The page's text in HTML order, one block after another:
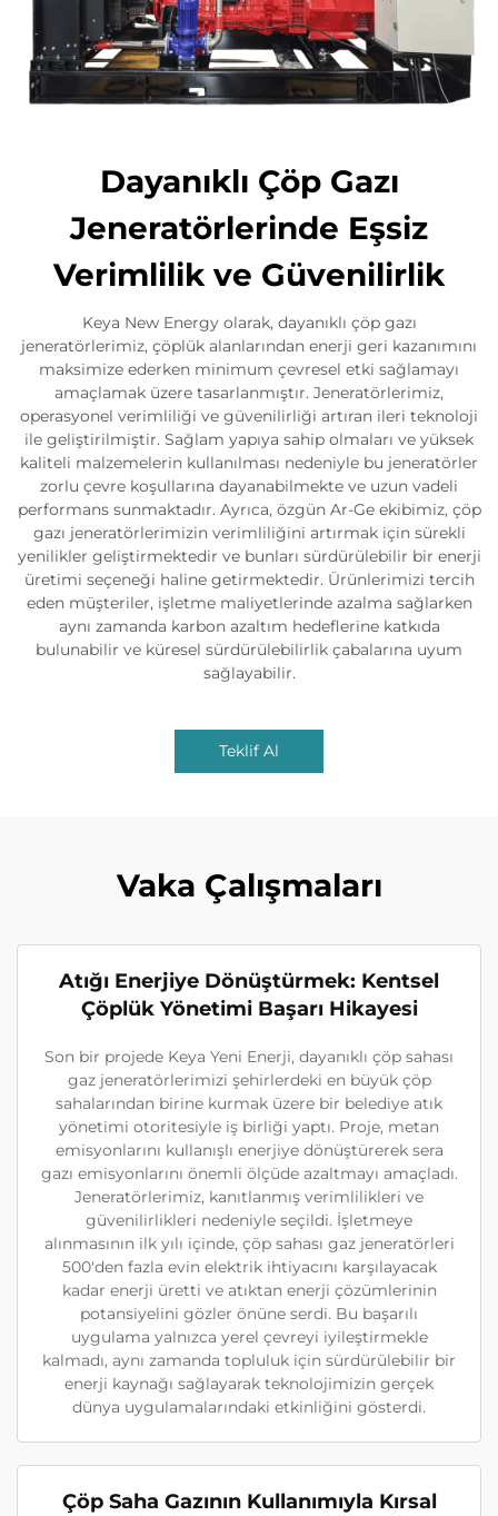
Dayanıklı Çöp Gazı
Jeneratörlerinde Eşsiz
Verimlilik ve Güvenilirlik
Keya New Energy olarak, dayanıklı çöp gazı
jeneratörlerimiz, çöplük alanlarından enerji geri kazanımını
maksimize ederken minimum çevresel etki sağlamayı
amaçlamak üzere tasarlanmıştır. Jeneratörlerimiz,
operasyonel verimliliği ve güvenilirliği artıran ileri teknoloji
ile geliştirilmiştir. Sağlam yapıya sahip olmaları ve yüksek
kaliteli malzemelerin kullanılması nedeniyle bu jeneratörler
zorlu çevre koşullarına dayanabilmekte ve uzun vadeli
performans sunmaktadır. Ayrıca, özgün Ar-Ge ekibimiz, çöp
gazı jeneratörlerimizin verimliliğini artırmak için sürekli
yenilikler geliştirmektedir ve bunları sürdürülebilir bir enerji
üretimi seçeneği haline getirmektedir. Ürünlerimizi tercih
eden müşteriler, işletme maliyetlerinde azalma sağlarken
aynı zamanda karbon azaltım hedeflerine katkıda
bulunabilir ve küresel sürdürülebilirlik çabalarına uyum
sağlayabilir.
Teklif Al
Vaka Çalışmaları
Atığı Enerjiye Dönüştürmek: Kentsel
Çöplük Yönetimi Başarı Hikayesi
Son bir projede Keya Yeni Enerji, dayanıklı çöp sahası
gaz jeneratörlerimizi şehirlerdeki en büyük çöp
sahalarından birine kurmak üzere bir belediye atık
yönetimi otoritesiyle iş birliği yaptı. Proje, metan
emisyonlarını kullanışlı enerjiye dönüştürerek sera
gazı emisyonlarını önemli ölçüde azaltmayı amaçladı.
Jeneratörlerimiz, kanıtlanmış verimlilikleri ve
güvenilirlikleri nedeniyle seçildi. İşletmeye
alınmasının ilk yılı içinde, çöp sahası gaz jeneratörleri
500'den fazla evin elektrik ihtiyacını karşılayacak
kadar enerji üretti ve atıktan enerji çözümlerinin
potansiyelini gözler önüne serdi. Bu başarılı
uygulama yalnızca yerel çevreyi iyileştirmekle
kalmadı, aynı zamanda topluluk için sürdürülebilir bir
enerji kaynağı sağlayarak teknolojimizin gerçek
dünya uygulamalarındaki etkinliğini gösterdi.
Çöp Saha Gazının Kullanımıyla Kırsal